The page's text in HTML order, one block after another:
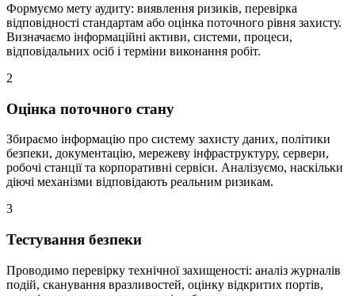
Формуємо мету аудиту: виявлення ризиків, перевірка
відповідності стандартам або оцінка поточного рівня захисту.
Визначаємо інформаційні активи, системи, процеси,
відповідальних осіб і терміни виконання робіт.
2
Оцінка поточного стану
Збираємо інформацію про систему захисту даних, політики
безпеки, документацію, мережеву інфраструктуру, сервери,
робочі станції та корпоративні сервіси. Аналізуємо, наскільки
діючі механізми відповідають реальним ризикам.
3
Тестування безпеки
Проводимо перевірку технічної захищеності: аналіз журналів
подій, сканування вразливостей, оцінку відкритих портів,